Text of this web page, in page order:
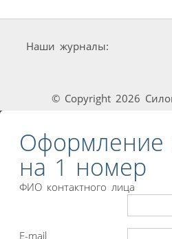
Наши журналы:
© Copyright 2026
Оформление
на 1 номер
ФИО контактного лица
E-mail